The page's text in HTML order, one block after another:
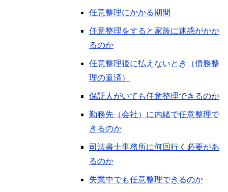
任意整理にかかる期間
任意整理をすると家族に迷惑がかか
るのか
任意整理後に払えないとき（債務整
理の返済）
保証人がいても任意整理できるのか
勤務先（会社）に内緒で任意整理で
きるのか
司法書士事務所に何回行く必要があ
るのか
失業中でも任意整理できるのか